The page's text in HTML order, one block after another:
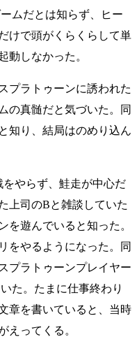
ムだとは知らず、ヒー
けで頭がくらくらして単
動しなかった。
プラトゥーンに誘われた
の真髄だと気づいた。同
知り、結局はのめり込ん
やらず、鮭走が中心だ
上司のBと雑談していた
を遊んでいると知った。
をやるようになった。同
プラトゥーンプレイヤー
た。たまに仕事終わり
章を書いていると、当時
えってくる。